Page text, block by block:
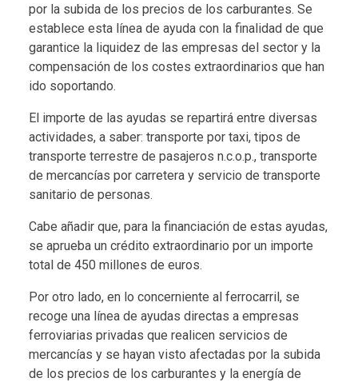
por la subida de los precios de los carburantes. Se
establece esta línea de ayuda con la finalidad de que
garantice la liquidez de las empresas del sector y la
compensación de los costes extraordinarios que han
ido soportando.
El importe de las ayudas se repartirá entre diversas
actividades, a saber: transporte por taxi, tipos de
transporte terrestre de pasajeros n.c.o.p., transporte
de mercancías por carretera y servicio de transporte
sanitario de personas.
Cabe añadir que, para la financiación de estas ayudas,
se aprueba un crédito extraordinario por un importe
total de 450 millones de euros.
Por otro lado, en lo concerniente al ferrocarril, se
recoge una línea de ayudas directas a empresas
ferroviarias privadas que realicen servicios de
mercancías y se hayan visto afectadas por la subida
de los precios de los carburantes y la energía de